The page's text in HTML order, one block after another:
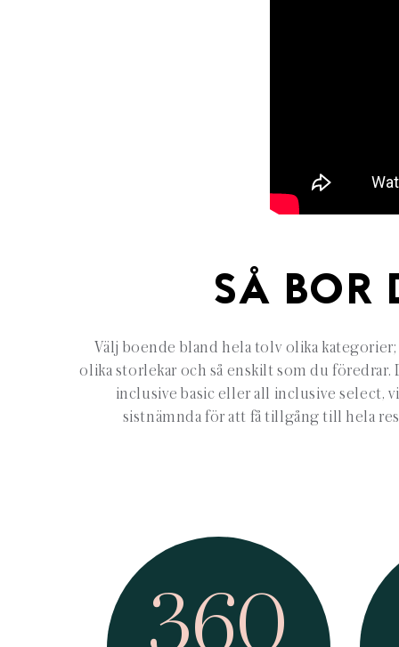
SÅ BOR
Välj boende bland hela tolv olika
olika storlekar och så enskilt som du
inclusive basic eller all inclusive select,
sistnämnda för att få tillgång till hela
360